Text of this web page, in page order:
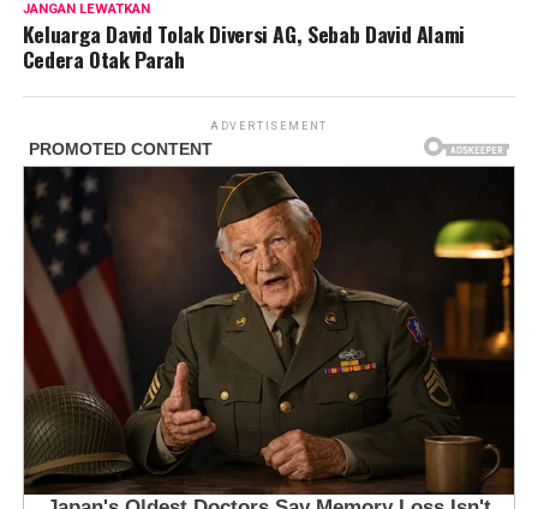
JANGAN LEWATKAN
Keluarga David Tolak Diversi AG, Sebab David Alami
Cedera Otak Parah
ADVERTISEMENT